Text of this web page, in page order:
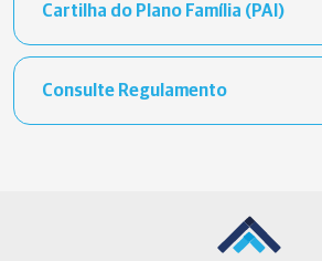
Cartilha do Plano Família (PAI)
Consulte Regulamento